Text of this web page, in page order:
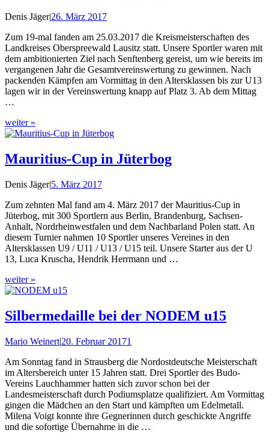
Denis Jäger|26. März 2017
Zum 19-mal fanden am 25.03.2017 die Kreismeisterschaften des
Landkreises Oberspreewald Lausitz statt. Unsere Sportler waren mit
dem ambitionierten Ziel nach Senftenberg gereist, um wie bereits im
vergangenen Jahr die Gesamtvereinswertung zu gewinnen. Nach
packenden Kämpfen am Vormittag in den Altersklassen bis zur U13
lagen wir in der Vereinswertung knapp auf Platz 3. Ab dem Mittag
…
weiter »
Mauritius-Cup in Jüterbog
Denis Jäger|5. März 2017
Zum zehnten Mal fand am 4. März 2017 der Mauritius-Cup in
Jüterbog, mit 300 Sportlern aus Berlin, Brandenburg, Sachsen-
Anhalt, Nordrheinwestfalen und dem Nachbarland Polen statt. An
diesem Turnier nahmen 10 Sportler unseres Vereines in den
Altersklassen U9 / U11 / U13 / U15 teil. Unsere Starter aus der U
13, Luca Kruscha, Hendrik Herrmann und …
weiter »
Silbermedaille bei der NODEM u15
Mario Weinert|20. Februar 20171
Am Sonntag fand in Strausberg die Nordostdeutsche Meisterschaft
im Altersbereich unter 15 Jahren statt. Drei Sportler des Budo-
Vereins Lauchhammer hatten sich zuvor schon bei der
Landesmeisterschaft durch Podiumsplatze qualifiziert. Am Vormittag
gingen die Mädchen an den Start und kämpften um Edelmetall.
Milena Voigt konnte ihre Gegnerinnen durch geschickte Angriffe
und die sofortige Übernahme in die …